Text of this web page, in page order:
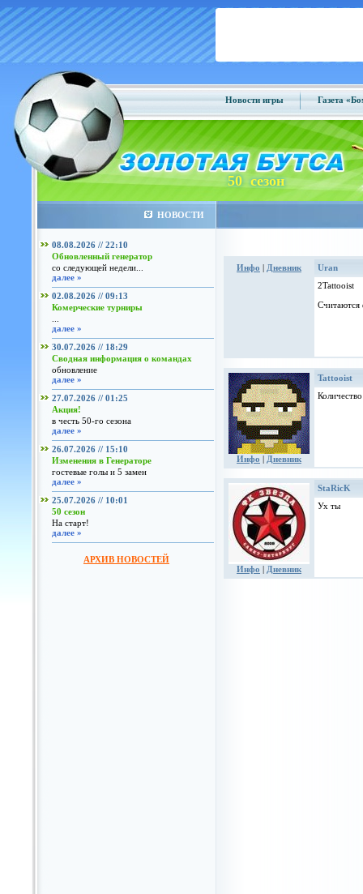
Новости игры Газета
50 сезон
НОВОСТИ
08.08.2026 // 22:10
Обновленный генератор
со следующей недели...
далее »
02.08.2026 // 09:13
Комерческие турниры
далее »
30.07.2026 // 18:29
Сводная информация о командах
обновление
далее »
27.07.2026 // 01:25
Акция!
в честь 50-го сезона
далее »
26.07.2026 // 15:10
Изменения в Генераторе
гостевые голы и 5 замен
далее »
25.07.2026 // 10:01
50 сезон
На старт!
далее »
АРХИВ НОВОСТЕЙ
Инфо | Дневник
Uran
2Tattooist
Считаются
Инфо | Дневник
Tattooist
Инфо | Дневник
StaRicK
Ух ты